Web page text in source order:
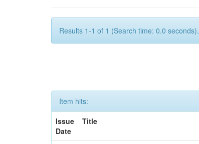
Results 1-1 of 1 (Search time: 0.0 seconds).
Item hits:
Issue
Date
Title